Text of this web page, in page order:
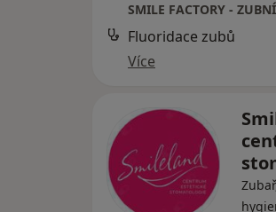
SMILE FACTORY -
Fluoridace zubů
Více